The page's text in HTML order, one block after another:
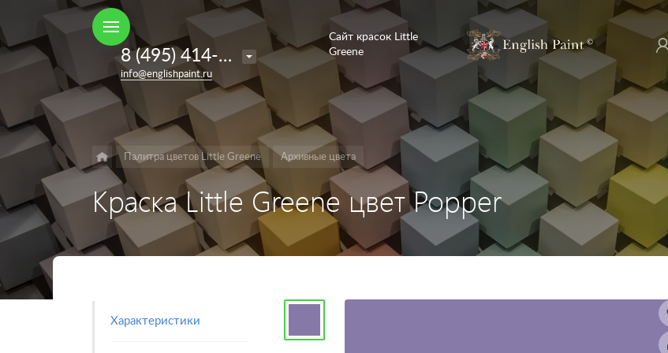
в каталоге
Например,
8 (495) 414-35-98
info@englishpaint.ru
Сайт красок Little
Greene
Палитра цветов Little Greene Архивные цвета
Краска Little Greene цвет Popper
Характеристики